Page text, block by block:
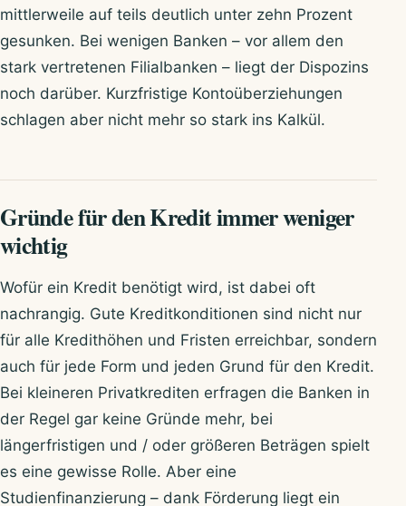
mittlerweile auf teils deutlich unter zehn Prozent
gesunken. Bei wenigen Banken – vor allem den
stark vertretenen Filialbanken – liegt der Dispozins
noch darüber. Kurzfristige Kontoüberziehungen
schlagen aber nicht mehr so stark ins Kalkül.
Gründe für den Kredit immer weniger
wichtig
Wofür ein Kredit benötigt wird, ist dabei oft
nachrangig. Gute Kreditkonditionen sind nicht nur
für alle Kredithöhen und Fristen erreichbar, sondern
auch für jede Form und jeden Grund für den Kredit.
Bei kleineren Privatkrediten erfragen die Banken in
der Regel gar keine Gründe mehr, bei
längerfristigen und / oder größeren Beträgen spielt
es eine gewisse Rolle. Aber eine
Studienfinanzierung – dank Förderung liegt ein